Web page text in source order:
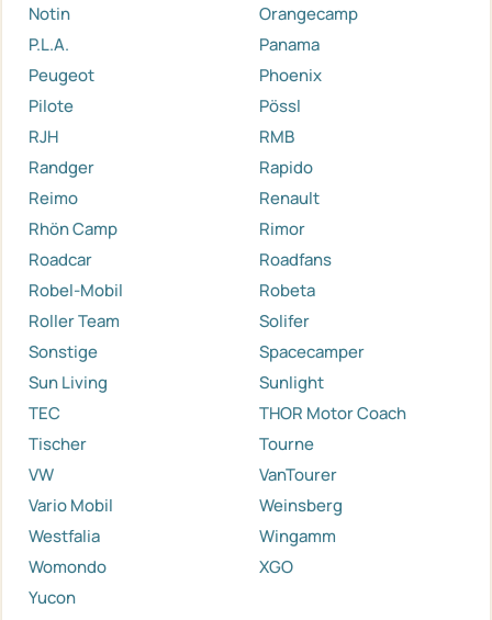
Notin
Orangecamp
P.L.A.
Panama
Peugeot
Phoenix
Pilote
Pössl
RJH
RMB
Randger
Rapido
Reimo
Renault
Rhön Camp
Rimor
Roadcar
Roadfans
Robel-Mobil
Robeta
Roller Team
Solifer
Sonstige
Spacecamper
Sun Living
Sunlight
TEC
THOR Motor Coach
Tischer
Tourne
VW
VanTourer
Vario Mobil
Weinsberg
Westfalia
Wingamm
Womondo
XGO
Yucon